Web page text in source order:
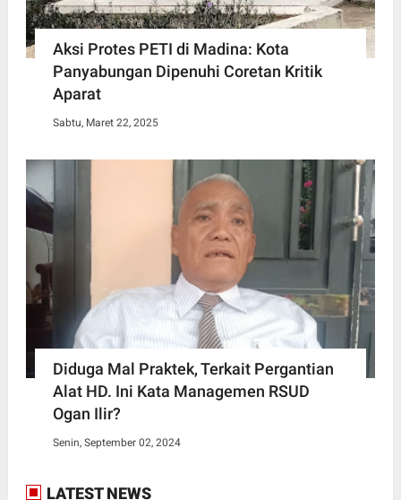
Aksi Protes PETI di Madina: Kota
Panyabungan Dipenuhi Coretan Kritik
Aparat
Sabtu, Maret 22, 2025
Diduga Mal Praktek, Terkait Pergantian
Alat HD. Ini Kata Managemen RSUD
Ogan Ilir?
Senin, September 02, 2024
LATEST NEWS